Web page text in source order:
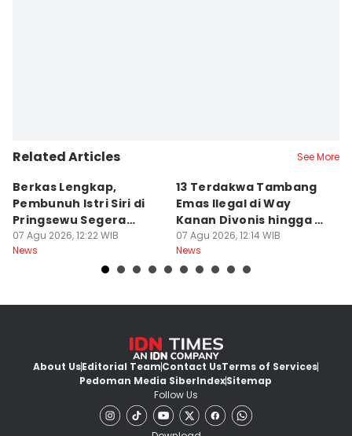
Related Articles See More
Berkas Lengkap,
Pembunuh Istri Siri di
Pringsewu Segera
Disidang
07 Agu 2026, 12:22 WIB
News
13 Terdakwa Tambang
Emas Ilegal di Way
Kanan Divonis hingga 14
Bulan
07 Agu 2026, 12:14 WIB
News
About UsEditorial TeamContact UsTerms of Services
Pedoman Media SiberIndexSitemap
Follow Us